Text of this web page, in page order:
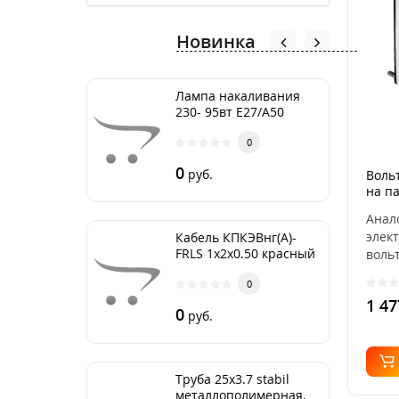
Новинка
Лампа накаливания
230- 95вт Е27/А50
0
0 руб.
Кабель КПКЭВнг(А)-
FRLS 1х2х0.50 красный
0
0 руб.
Труба 25х3.7 stabil
металлополимерная,
на
721-
1